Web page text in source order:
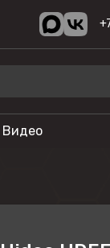
Видео